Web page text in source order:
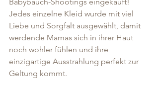
Jedes einzelne Kleid wurde mit viel
Liebe und Sorgfalt ausgewählt, damit
werdende Mamas sich in ihrer Haut
noch wohler fühlen und ihre
einzigartige Ausstrahlung perfekt zur
Geltung kommt.